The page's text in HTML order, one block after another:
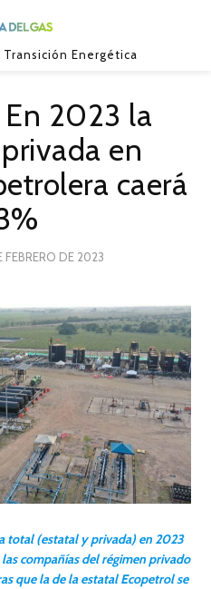
Energética
2023 la
en
caerá
FEBRERO DE 2023
DE
2023
total (estatal y privada) en 2023
compañías del régimen privado
que la de la estatal Ecopetrol se